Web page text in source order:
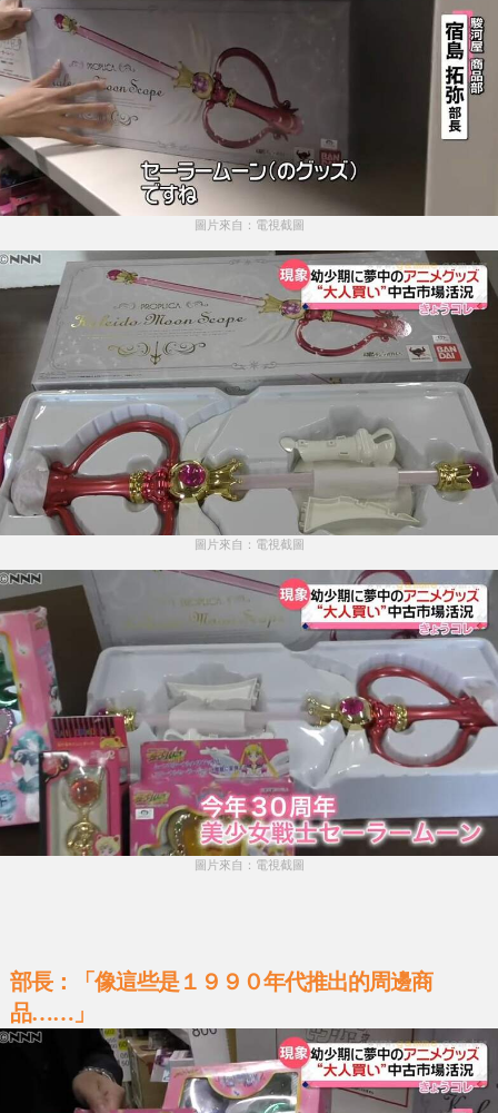
圖片來自：電視截圖
圖片來自：電視截圖
圖片來自：電視截圖
部長：「像這些是１９９０年代推出的周邊商
品……」